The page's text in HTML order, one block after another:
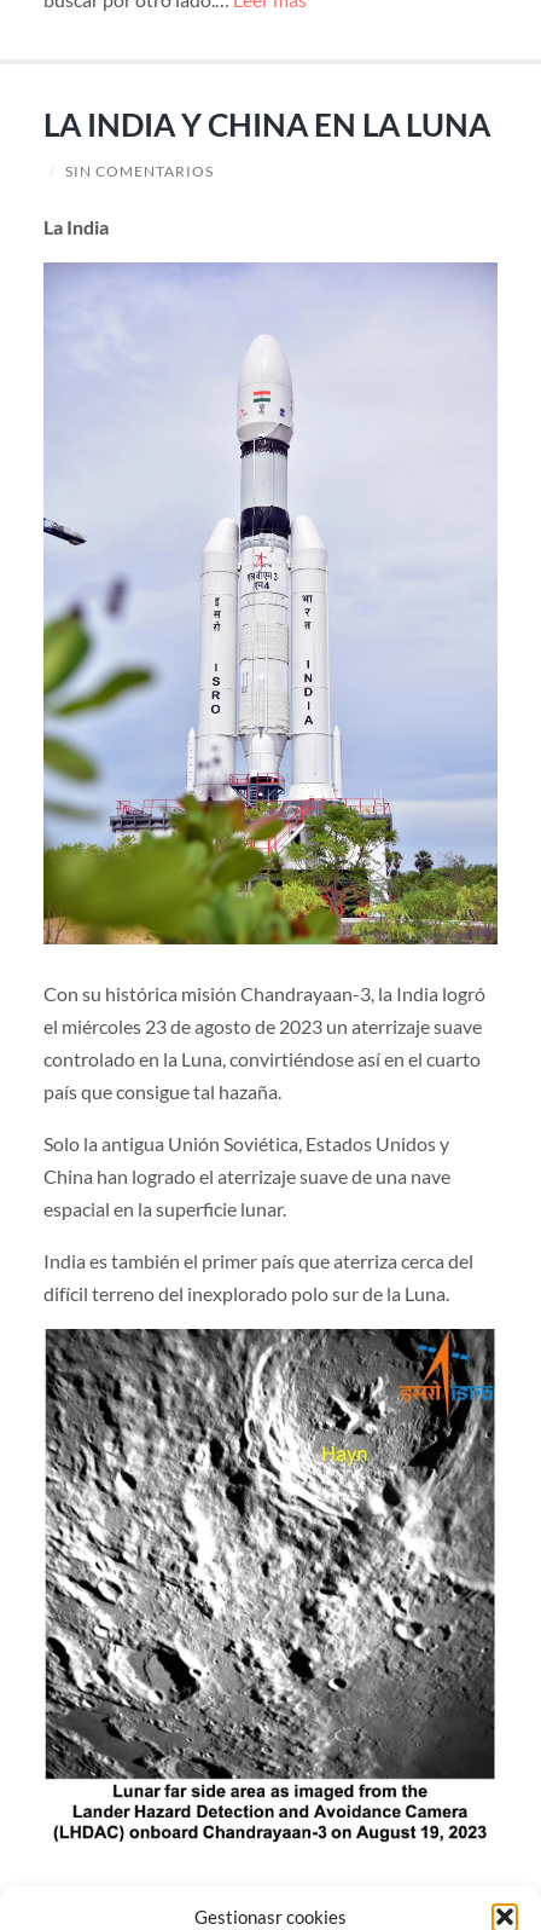
Gestionasr cookies
LA INDIA Y CHINA EN LA LUNA
/ SIN COMENTARIOS
La India
Con su histórica misión Chandrayaan-3, la India logró
el miércoles 23 de agosto de 2023 un aterrizaje suave
controlado en la Luna, convirtiéndose así en el cuarto
país que consigue tal hazaña.
Solo la antigua Unión Soviética, Estados Unidos y
China han logrado el aterrizaje suave de una nave
espacial en la superficie lunar.
India es también el primer país que aterriza cerca del
difícil terreno del inexplorado polo sur de la Luna.